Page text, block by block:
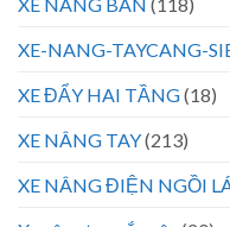
XE-NANG-TAYCANG-
XE ĐẨY HAI TẦNG(18)
XE NÂNG TAY(213)
XE NÂNG ĐIỆN NGỒI